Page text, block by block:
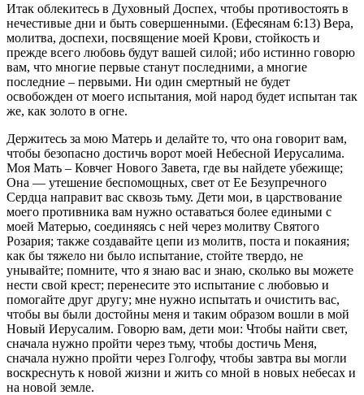
Итак облекитесь в Духовный Доспех, чтобы противостоять в
нечестивые дни и быть совершенными. (Ефесянам 6:13) Вера,
молитва, доспехи, посвящение моей Крови, стойкость и
прежде всего любовь будут вашей силой; ибо истинно говорю
вам, что многие первые станут последними, а многие
последние – первыми. Ни один смертный не будет
освобожден от моего испытания, мой народ будет испытан так
же, как золото в огне.
Держитесь за мою Матерь и делайте то, что она говорит вам,
чтобы безопасно достичь ворот моей Небесной Иерусалима.
Моя Мать – Ковчег Нового Завета, где вы найдете убежище;
Она — утешение беспомощных, свет от Ее Безупречного
Сердца направит вас сквозь тьму. Дети мои, в царствование
моего противника вам нужно оставаться более едиными с
моей Матерью, соединяясь с ней через молитву Святого
Розария; также создавайте цепи из молитв, поста и покаяния;
как бы тяжело ни было испытание, стойте твердо, не
унывайте; помните, что я знаю вас и знаю, сколько вы можете
нести свой крест; перенесите это испытание с любовью и
помогайте друг другу; мне нужно испытать и очистить вас,
чтобы вы были достойны меня и таким образом вошли в мой
Новый Иерусалим. Говорю вам, дети мои: Чтобы найти свет,
сначала нужно пройти через тьму, чтобы достичь Меня,
сначала нужно пройти через Голгофу, чтобы завтра вы могли
воскреснуть к новой жизни и жить со мной в новых небесах и
на новой земле.